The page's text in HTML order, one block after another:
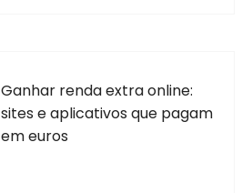
Ganhar renda extra online:
sites e aplicativos que pagam
em euros